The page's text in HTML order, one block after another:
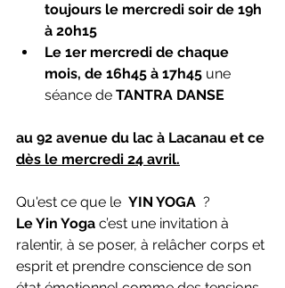
toujours le mercredi soir de 19h
à 20h15
Le 1er mercredi de chaque
mois, de 16h45 à 17h45 une
séance de TANTRA DANSE
au 92 avenue du lac à Lacanau et ce
dès le mercredi 24 avril.
Qu'est ce que le YIN YOGA ?
Le Yin Yoga c’est une invitation à
ralentir, à se poser, à relâcher corps et
esprit et prendre conscience de son